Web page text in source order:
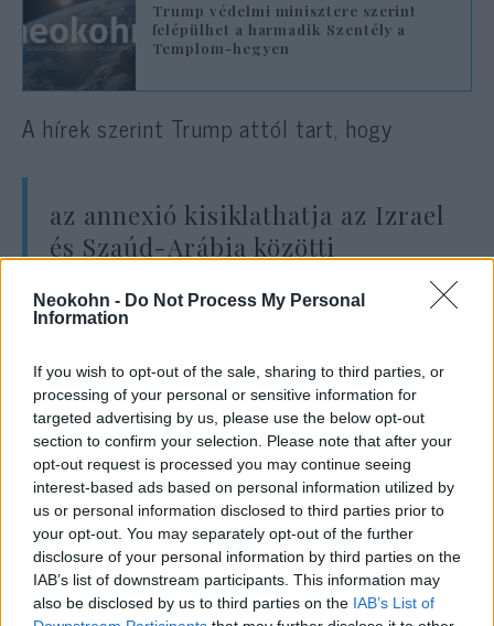
Neokohn - Do Not Process My Personal
Information
If you wish to opt-out of the sale, sharing to third parties, or
processing of your personal or sensitive information for
targeted advertising by us, please use the below opt-out
section to confirm your selection. Please note that after your
opt-out request is processed you may continue seeing
interest-based ads based on personal information utilized by
us or personal information disclosed to third parties prior to
your opt-out. You may separately opt-out of the further
disclosure of your personal information by third parties on the
IAB’s list of downstream participants. This information may
also be disclosed by us to third parties on the IAB’s List of
Trump védelmi minisztere szerint
felépülhet a harmadik Szentély a
Templom-hegyen
A hírek szerint Trump attól tart, hogy
az annexió kisiklathatja az Izrael
és Szaúd-Arábia közötti
erőfeszítéseket, ami a következő
prioritása.
Lindsey Graham veterán szenátor a
normalizációs megállapodás véglegesítésén
dolgozik, jelenleg is egyeztet Benjámin
Netanjahu miniszterelnökkel, Mohammed bin
Szalmán szaúdi koronaherceggel, Joe Biden
leköszönő elnökkel és magával Trumppal.